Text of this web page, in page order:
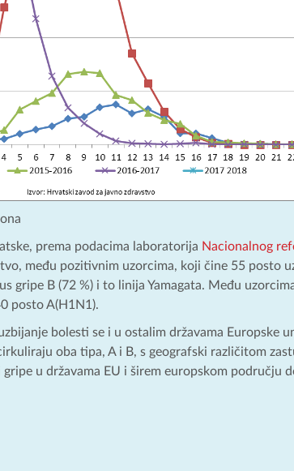
prema podacima laboratorija Nacionalnog
među pozitivnim uzorcima, koji čine 55 posto
gripe B (72 %) i to linija Yamagata. Među
posto A(H1N1).
bolesti se i u ostalim državama Europske
oba tipa, A i B, s geografski različitom
u državama EU i širem europskom području